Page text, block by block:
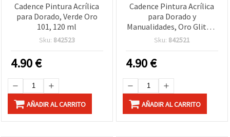
Cadence Pintura Acrílica
para Dorado, Verde Oro
101, 120 ml
Sku: 842523
4.90€
AÑADIR AL CARRITO
Cadence Pintura Acrílica
para Dorado y
Manualidades, Oro Glitter
109, 120 ml
Sku: 842521
4.90€
AÑADIR AL CARRITO